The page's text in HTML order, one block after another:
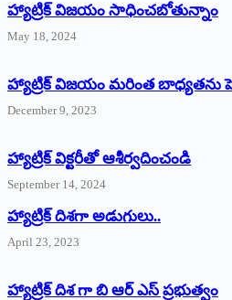
హ్యాట్రిక్‌ విజయం సాధించబోతున్నాం
May 18, 2024
హ్యాట్రిక్ విజయం మరింత బాధ్యతను
December 9, 2023
హ్యాట్రిక్‌ ‌విక్టరీతో ఆశీర్వదించండి
September 14, 2024
‌హ్యాట్రిక్‌ ‌దిశగా అడుగులు..
April 23, 2023
హ్యాట్రిక్ దిశ గా బి ఆర్ ఎస్ ప్రభుత్వం